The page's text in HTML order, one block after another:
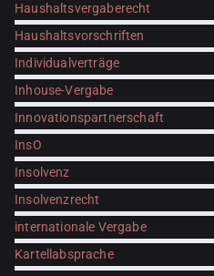
Haushaltsvergaberecht
Haushaltsvorschriften
Individualverträge
Inhouse-Vergabe
Innovationspartnerschaft
InsO
Insolvenz
Insolvenzrecht
internationale Vergabe
Kartellabsprache